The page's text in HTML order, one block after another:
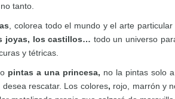
tanto.
, colorea todo el mundo y el arte
joyas, los castillos… todo un universo
y tétricas.
pintas a una princesa, no la pintas solo
rescatar. Los colores, rojo, marrón y